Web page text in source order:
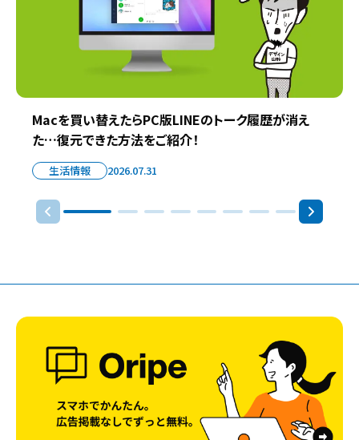
Macを買い替えたらPC版LINEのトーク履歴が消え
た…復元できた方法をご紹介！
生活情報 2026.07.31